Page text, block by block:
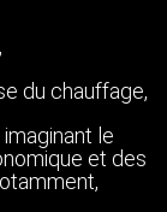
du chauffage,
le
et des